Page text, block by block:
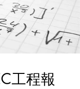
工程報